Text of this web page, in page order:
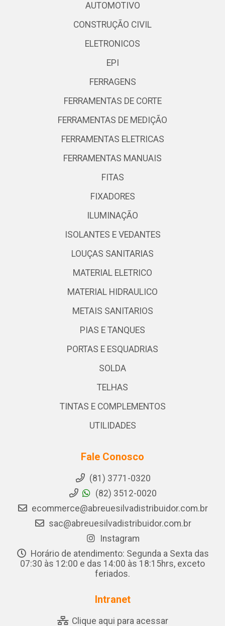
AUTOMOTIVO
CONSTRUÇÃO CIVIL
ELETRONICOS
EPI
FERRAGENS
FERRAMENTAS DE CORTE
FERRAMENTAS DE MEDIÇÃO
FERRAMENTAS ELETRICAS
FERRAMENTAS MANUAIS
FITAS
FIXADORES
ILUMINAÇÃO
ISOLANTES E VEDANTES
LOUÇAS SANITARIAS
MATERIAL ELETRICO
MATERIAL HIDRAULICO
METAIS SANITARIOS
PIAS E TANQUES
PORTAS E ESQUADRIAS
SOLDA
TELHAS
TINTAS E COMPLEMENTOS
UTILIDADES
Fale Conosco
(81) 3771-0320
(82) 3512-0020
ecommerce@abreuesilvadistribuidor.com.br
sac@abreuesilvadistribuidor.com.br
Instagram
Horário de atendimento: Segunda a Sexta das
07:30 às 12:00 e das 14:00 às 18:15hrs, exceto
feriados.
Intranet
Clique aqui para acessar